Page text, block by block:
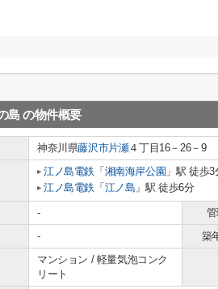
島 の物件概要
神奈川県藤沢市片瀬４丁目16－26－9
江ノ島電鉄 「 湘南海岸公園 」駅 徒歩3
江ノ島電鉄 「 江ノ島 」駅 徒歩6分
-
- 築
マンション / 軽量気泡コンク
リート